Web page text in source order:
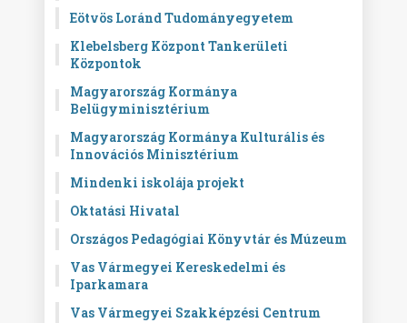
Eötvös Loránd Tudományegyetem
Klebelsberg Központ Tankerületi
Központok
Magyarország Kormánya
Belügyminisztérium
Magyarország Kormánya Kulturális és
Innovációs Minisztérium
Mindenki iskolája projekt
Oktatási Hivatal
Országos Pedagógiai Könyvtár és Múzeum
Vas Vármegyei Kereskedelmi és
Iparkamara
Vas Vármegyei Szakképzési Centrum